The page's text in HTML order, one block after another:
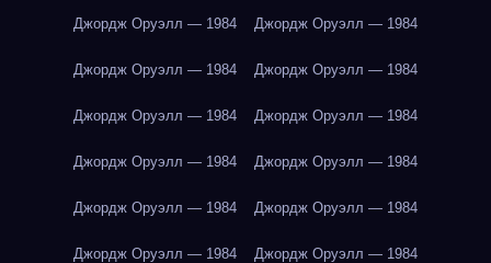
Джордж Оруэлл — 1984 Джордж Оруэлл — 1984
Джордж Оруэлл — 1984 Джордж Оруэлл — 1984
Джордж Оруэлл — 1984 Джордж Оруэлл — 1984
Джордж Оруэлл — 1984 Джордж Оруэлл — 1984
Джордж Оруэлл — 1984 Джордж Оруэлл — 1984
Джордж Оруэлл — 1984 Джордж Оруэлл — 1984